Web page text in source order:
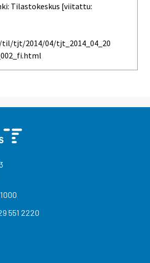
Tilastokeskus [viitattu:
tjt/2014/04/tjt_2014_04_20
551 2220